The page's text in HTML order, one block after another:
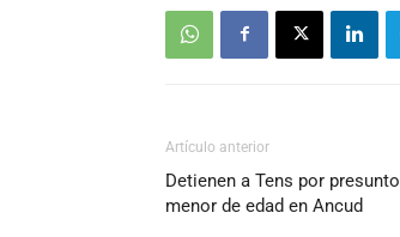
Artículo anterior
Detienen a Tens por
menor de edad en Ancud